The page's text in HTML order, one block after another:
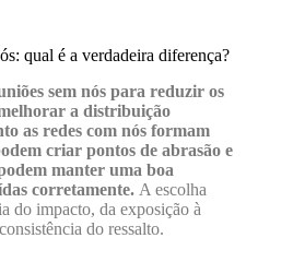
qual é a verdadeira diferença?
sem nós para reduzir os
a distribuição
as redes com nós formam
criar pontos de abrasão e
manter uma boa
corretamente. A escolha
do impacto, da exposição à
do ressalto.